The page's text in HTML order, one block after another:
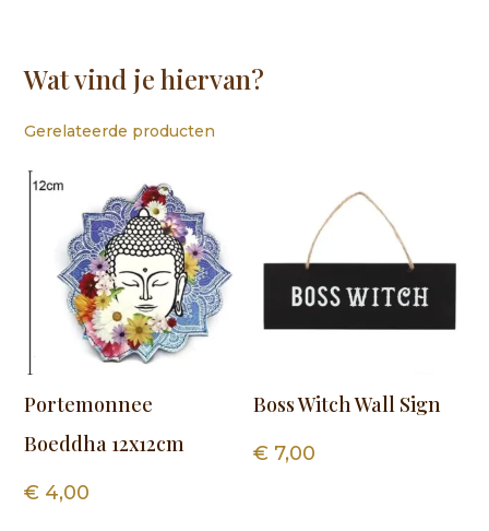
Wat vind je hiervan?
Gerelateerde producten
Portemonnee
Boeddha 12x12cm
€ 4,00
Boss Witch Wall Sign
€ 7,00